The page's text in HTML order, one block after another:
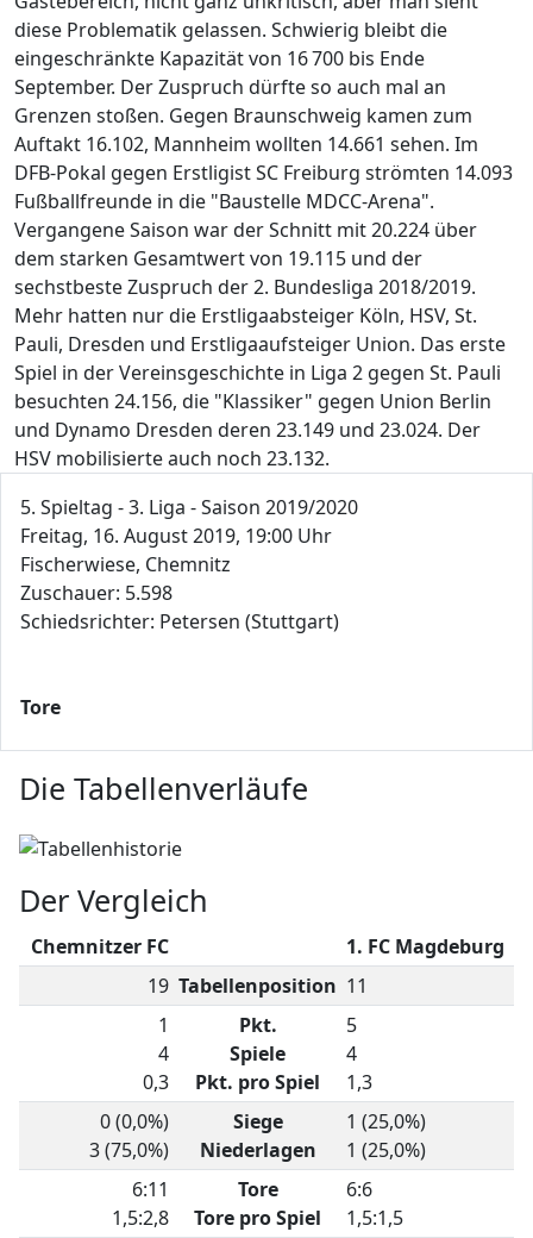
diese Problematik gelassen. Schwierig bleibt die
eingeschränkte Kapazität von 16 700 bis Ende
September. Der Zuspruch dürfte so auch mal an
Grenzen stoßen. Gegen Braunschweig kamen zum
Auftakt 16.102, Mannheim wollten 14.661 sehen. Im
DFB-Pokal gegen Erstligist SC Freiburg strömten 14.093
Fußballfreunde in die "Baustelle MDCC-Arena".
Vergangene Saison war der Schnitt mit 20.224 über
dem starken Gesamtwert von 19.115 und der
sechstbeste Zuspruch der 2. Bundesliga 2018/2019.
Mehr hatten nur die Erstligaabsteiger Köln, HSV, St.
Pauli, Dresden und Erstligaaufsteiger Union. Das erste
Spiel in der Vereinsgeschichte in Liga 2 gegen St. Pauli
besuchten 24.156, die "Klassiker" gegen Union Berlin
und Dynamo Dresden deren 23.149 und 23.024. Der
HSV mobilisierte auch noch 23.132.
5. Spieltag - 3. Liga - Saison 2019/2020
Freitag, 16. August 2019, 19:00 Uhr
Fischerwiese, Chemnitz
Zuschauer: 5.598
Schiedsrichter: Petersen (Stuttgart)
Tore
Die Tabellenverläufe
Der Vergleich
Chemnitzer FC
1. FC Magdeburg
19 Tabellenposition 11
1
4
0,3
Pkt.
Spiele
Pkt. pro Spiel
5
4
1,3
0 (0,0%)
3 (75,0%)
Siege
Niederlagen
1 (25,0%)
1 (25,0%)
6:11
1,5:2,8
Tore
Tore pro Spiel
6:6
1,5:1,5